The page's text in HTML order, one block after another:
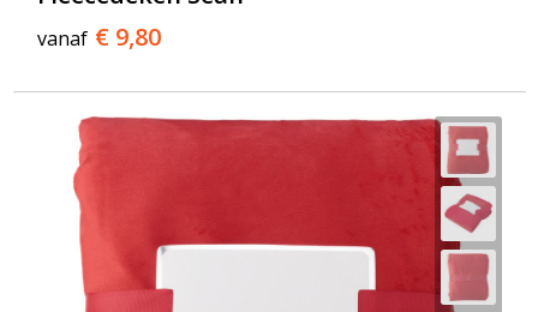
vanaf € 9,80